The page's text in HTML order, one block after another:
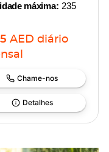
máxima: 235
AED diário
Chame-nos
Detalhes